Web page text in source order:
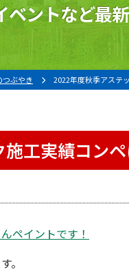
ントなど最
ぶやき 2022年度秋季アステ
工実績コン
ペイントです！
。